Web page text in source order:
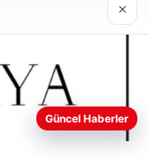
anlayabilmek,
amacıyla çerezler
×
Güncel Haberler